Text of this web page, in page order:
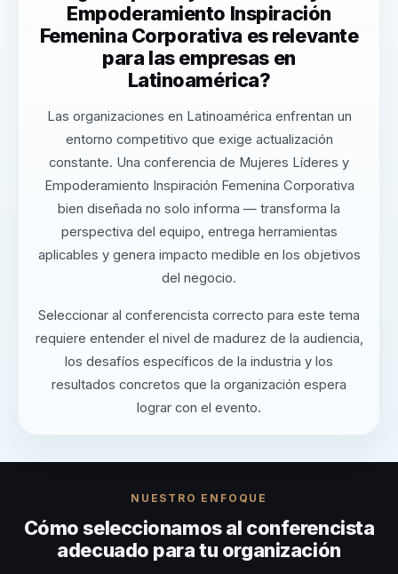
Empoderamiento Inspiración
Femenina Corporativa es relevante
para las empresas en
Latinoamérica?
Las organizaciones en Latinoamérica enfrentan un
entorno competitivo que exige actualización
constante. Una conferencia de Mujeres Líderes y
Empoderamiento Inspiración Femenina Corporativa
bien diseñada no solo informa — transforma la
perspectiva del equipo, entrega herramientas
aplicables y genera impacto medible en los objetivos
del negocio.
Seleccionar al conferencista correcto para este tema
requiere entender el nivel de madurez de la audiencia,
los desafíos específicos de la industria y los
resultados concretos que la organización espera
lograr con el evento.
NUESTRO ENFOQUE
Cómo seleccionamos al conferencista
adecuado para tu organización